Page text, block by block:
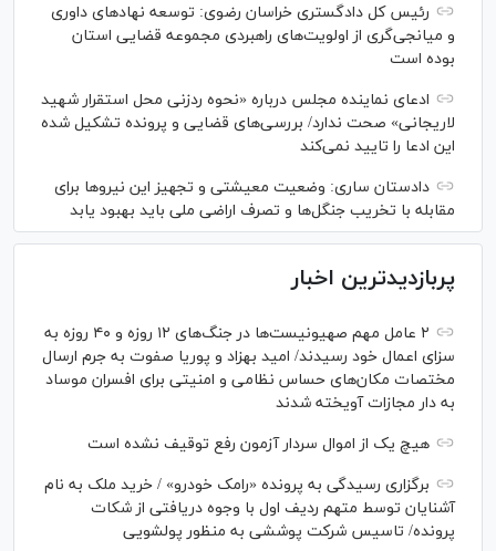
رئیس کل دادگستری خراسان رضوی: توسعه نهاد‌های داوری
و میانجی‌گری از اولویت‌های راهبردی مجموعه قضایی استان
بوده است
ادعای نماینده مجلس درباره «نحوه ردزنی محل استقرار شهید
لاریجانی» صحت ندارد/ بررسی‌های قضایی و پرونده تشکیل شده
این ادعا را تایید نمی‌کند
دادستان ساری: وضعیت معیشتی و تجهیز این نیرو‌ها برای
مقابله با تخریب جنگل‌ها و تصرف اراضی ملی باید بهبود یابد
پربازدیدترین اخبار
۲ عامل مهم صهیونیست‌ها در جنگ‌های ۱۲ روزه و ۴۰ روزه به
سزای اعمال خود رسیدند/ امید بهزاد و پوریا صفوت به جرم ارسال
مختصات مکان‌های حساس نظامی و امنیتی برای افسران موساد
به دار مجازات آویخته شدند
هیچ یک از اموال سردار آزمون رفع توقیف نشده است
برگزاری رسیدگی به پرونده «رامک خودرو» / خرید ملک به نام
آشنایان توسط متهم ردیف اول با وجوه دریافتی از شکات
پرونده/ تاسیس شرکت پوششی به منظور پولشویی